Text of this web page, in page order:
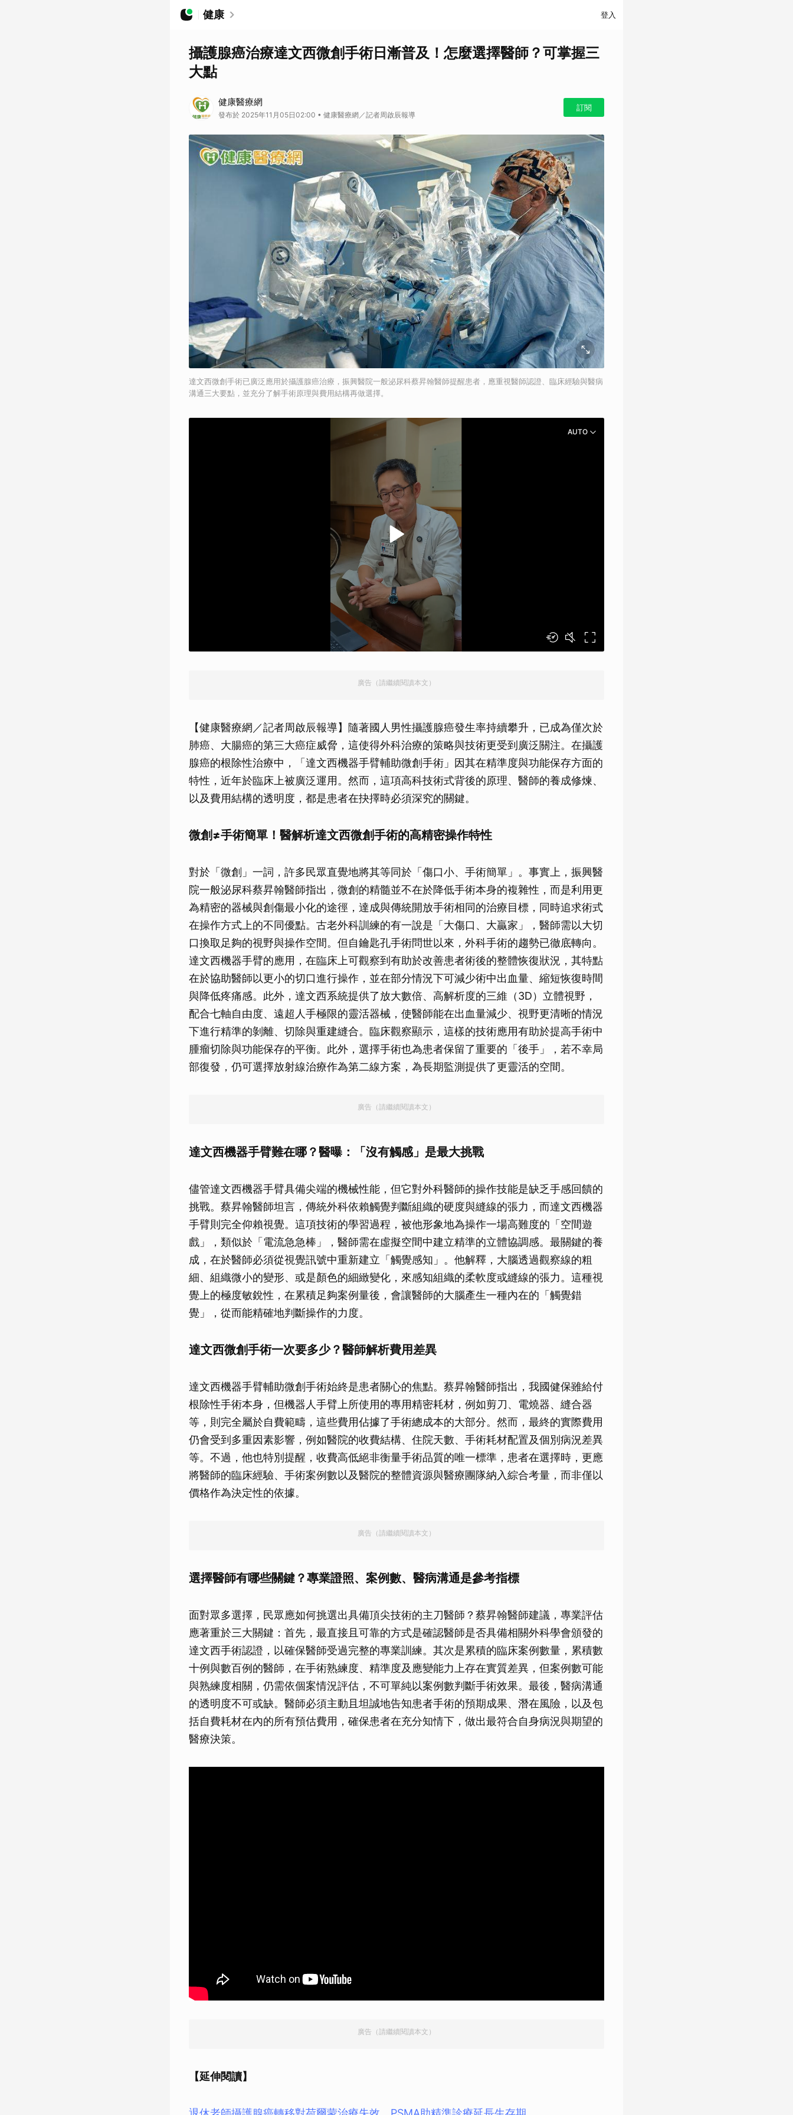
健康 登入
攝護腺癌治療達文西微創手術日漸普及！怎麼選擇醫師？可掌握三
大點
健康醫療網
發布於 2025年11月05日02:00 • 健康醫療網／記者周啟辰報導
訂閱
達文西微創手術已廣泛應用於攝護腺癌治療，振興醫院一般泌尿科蔡昇翰醫師提醒患者，應重視醫師認證、臨床經驗與醫病
溝通三大要點，並充分了解手術原理與費用結構再做選擇。
AUTO
廣告（請繼續閱讀本文）
【健康醫療網／記者周啟辰報導】隨著國人男性攝護腺癌發生率持續攀升，已成為僅次於
肺癌、大腸癌的第三大癌症威脅，這使得外科治療的策略與技術更受到廣泛關注。在攝護
腺癌的根除性治療中，「達文西機器手臂輔助微創手術」因其在精準度與功能保存方面的
特性，近年於臨床上被廣泛運用。然而，這項高科技術式背後的原理、醫師的養成修煉、
以及費用結構的透明度，都是患者在抉擇時必須深究的關鍵。
微創≠手術簡單！醫解析達文西微創手術的高精密操作特性
對於「微創」一詞，許多民眾直覺地將其等同於「傷口小、手術簡單」。事實上，振興醫
院一般泌尿科蔡昇翰醫師指出，微創的精髓並不在於降低手術本身的複雜性，而是利用更
為精密的器械與創傷最小化的途徑，達成與傳統開放手術相同的治療目標，同時追求術式
在操作方式上的不同優點。古老外科訓練的有一說是「大傷口、大贏家」，醫師需以大切
口換取足夠的視野與操作空間。但自鑰匙孔手術問世以來，外科手術的趨勢已徹底轉向。
達文西機器手臂的應用，在臨床上可觀察到有助於改善患者術後的整體恢復狀況，其特點
在於協助醫師以更小的切口進行操作，並在部分情況下可減少術中出血量、縮短恢復時間
與降低疼痛感。此外，達文西系統提供了放大數倍、高解析度的三維（3D）立體視野，
配合七軸自由度、遠超人手極限的靈活器械，使醫師能在出血量減少、視野更清晰的情況
下進行精準的剝離、切除與重建縫合。臨床觀察顯示，這樣的技術應用有助於提高手術中
腫瘤切除與功能保存的平衡。此外，選擇手術也為患者保留了重要的「後手」，若不幸局
部復發，仍可選擇放射線治療作為第二線方案，為長期監測提供了更靈活的空間。
廣告（請繼續閱讀本文）
達文西機器手臂難在哪？醫曝：「沒有觸感」是最大挑戰
儘管達文西機器手臂具備尖端的機械性能，但它對外科醫師的操作技能是缺乏手感回饋的
挑戰。蔡昇翰醫師坦言，傳統外科依賴觸覺判斷組織的硬度與縫線的張力，而達文西機器
手臂則完全仰賴視覺。這項技術的學習過程，被他形象地為操作一場高難度的「空間遊
戲」，類似於「電流急急棒」，醫師需在虛擬空間中建立精準的立體協調感。最關鍵的養
成，在於醫師必須從視覺訊號中重新建立「觸覺感知」。他解釋，大腦透過觀察線的粗
細、組織微小的變形、或是顏色的細緻變化，來感知組織的柔軟度或縫線的張力。這種視
覺上的極度敏銳性，在累積足夠案例量後，會讓醫師的大腦產生一種內在的「觸覺錯
覺」，從而能精確地判斷操作的力度。
達文西微創手術一次要多少？醫師解析費用差異
達文西機器手臂輔助微創手術始終是患者關心的焦點。蔡昇翰醫師指出，我國健保雖給付
根除性手術本身，但機器人手臂上所使用的專用精密耗材，例如剪刀、電燒器、縫合器
等，則完全屬於自費範疇，這些費用佔據了手術總成本的大部分。然而，最終的實際費用
仍會受到多重因素影響，例如醫院的收費結構、住院天數、手術耗材配置及個別病況差異
等。不過，他也特別提醒，收費高低絕非衡量手術品質的唯一標準，患者在選擇時，更應
將醫師的臨床經驗、手術案例數以及醫院的整體資源與醫療團隊納入綜合考量，而非僅以
價格作為決定性的依據。
廣告（請繼續閱讀本文）
選擇醫師有哪些關鍵？專業證照、案例數、醫病溝通是參考指標
面對眾多選擇，民眾應如何挑選出具備頂尖技術的主刀醫師？蔡昇翰醫師建議，專業評估
應著重於三大關鍵：首先，最直接且可靠的方式是確認醫師是否具備相關外科學會頒發的
達文西手術認證，以確保醫師受過完整的專業訓練。其次是累積的臨床案例數量，累積數
十例與數百例的醫師，在手術熟練度、精準度及應變能力上存在實質差異，但案例數可能
與熟練度相關，仍需依個案情況評估，不可單純以案例數判斷手術效果。最後，醫病溝通
的透明度不可或缺。醫師必須主動且坦誠地告知患者手術的預期成果、潛在風險，以及包
括自費耗材在內的所有預估費用，確保患者在充分知情下，做出最符合自身病況與期望的
醫療決策。
廣告（請繼續閱讀本文）
【延伸閱讀】